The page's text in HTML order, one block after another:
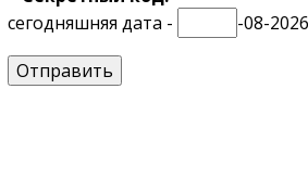
сегодняшняя дата -
-08-2026